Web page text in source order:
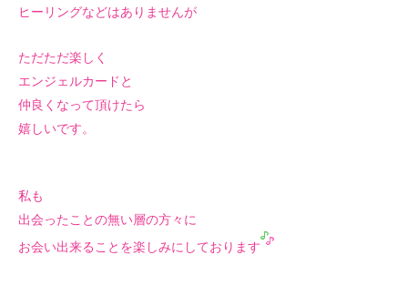
ヒーリングなどはありませんが
ただただ楽しく
エンジェルカードと
仲良くなって頂けたら
嬉しいです。
私も
出会ったことの無い層の方々に
お会い出来ることを楽しみにしております